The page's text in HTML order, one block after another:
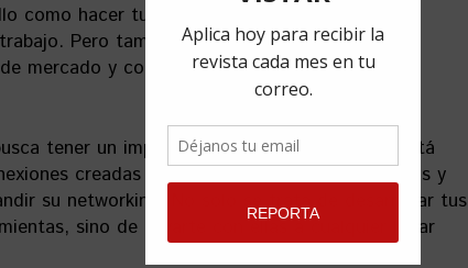
como hacer tu currículum, crear tu portafolio,
Pero también abarcan el empleo de
mercado y convertir la pasión de cada cual en
tener un impacto dentro de la sociedad. Está
creadas por las participantes sean buenas y
su networking. No solo se trata de desarrollar tus
sino de llevarte con ellas a cualquier lugar